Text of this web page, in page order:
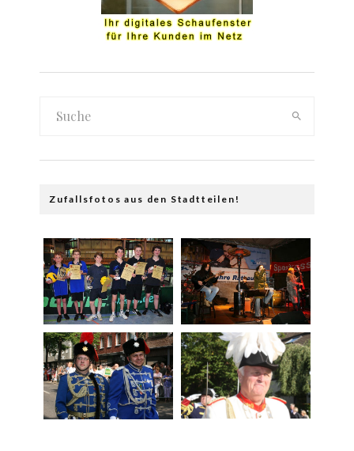
Zufallsfotos aus den Stadtteilen!